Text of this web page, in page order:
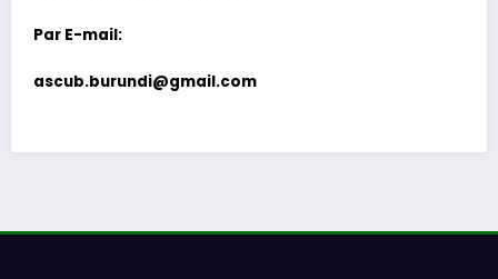
Par E-mail:
ascub.burundi@gmail.com